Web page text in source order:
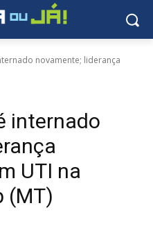
novamente; liderança
internado
UTI na
(MT)